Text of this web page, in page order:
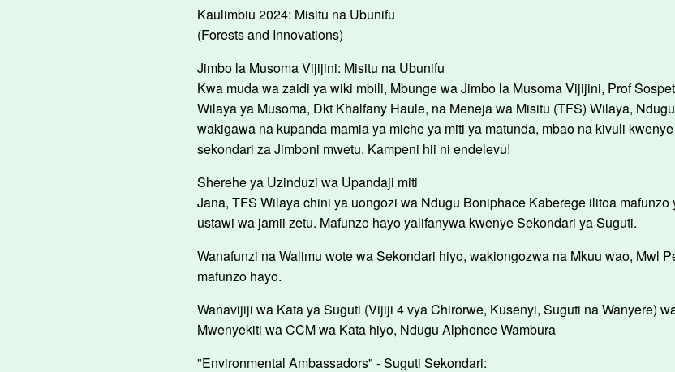
Kaulimbiu 2024: Misitu na Ubunifu
(Forests and Innovations)
Jimbo la Musoma Vijijini: Misitu na Ubunifu
Kwa muda wa zaidi ya wiki mbili, Mbunge wa Jimbo la Musoma Vijijini, Prof
Wilaya ya Musoma, Dkt Khalfany Haule, na Meneja wa Misitu (TFS) Wilaya,
wakigawa na kupanda mamia ya miche ya miti ya matunda, mbao na kivuli
sekondari za Jimboni mwetu. Kampeni hii ni endelevu!
Sherehe ya Uzinduzi wa Upandaji miti
Jana, TFS Wilaya chini ya uongozi wa Ndugu Boniphace Kaberege ilitoa
ustawi wa jamii zetu. Mafunzo hayo yalifanywa kwenye Sekondari ya Suguti.
Wanafunzi na Walimu wote wa Sekondari hiyo, wakiongozwa na Mkuu wao, Mwl
mafunzo hayo.
Wanavijiji wa Kata ya Suguti (Vijiji 4 vya Chirorwe, Kusenyi, Suguti na Wanyere)
Mwenyekiti wa CCM wa Kata hiyo, Ndugu Alphonce Wambura
"Environmental Ambassadors" - Suguti Sekondari: